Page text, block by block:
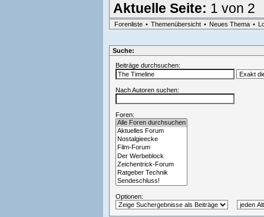
Aktuelle Seite: 1 von 2
Forenliste • Themenübersicht • Neues Thema •
Suche:
Beiträge durchsuchen:
Nach Autoren suchen:
Foren:
Optionen: